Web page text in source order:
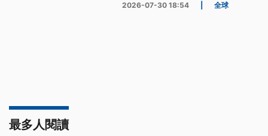
2026-07-30 18:54 全球
最多人閱讀